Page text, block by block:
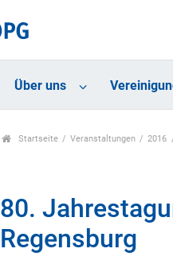
Über uns
Startseite Veranstaltungen 2016
80.
Regensburg